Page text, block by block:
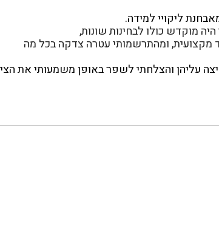
ליקויי למידה.
מוקדש כולו לבחינות שונות,
מקצועית, ומהתרשמותי עטרה צדקה בכל מה
עליהן והצלחתי לשפר באופן משמעותי את